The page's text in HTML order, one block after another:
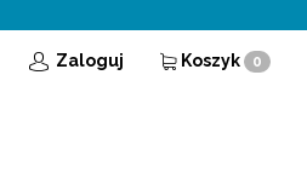
Zaloguj Koszyk 0